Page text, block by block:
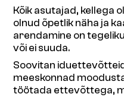
Kõik asutajad, kellega
olnud õpetlik näha ja
arendamine on
või ei suuda.
Soovitan
meeskonnad
töötada ettevõttega,